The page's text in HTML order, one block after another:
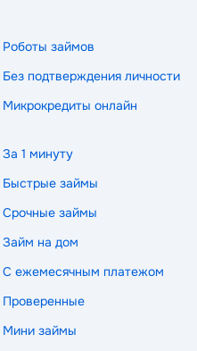
Роботы займов
Без подтверждения личности
Микрокредиты онлайн
За 1 минуту
Быстрые займы
Срочные займы
Займ на дом
С ежемесячным платежом
Проверенные
Мини займы